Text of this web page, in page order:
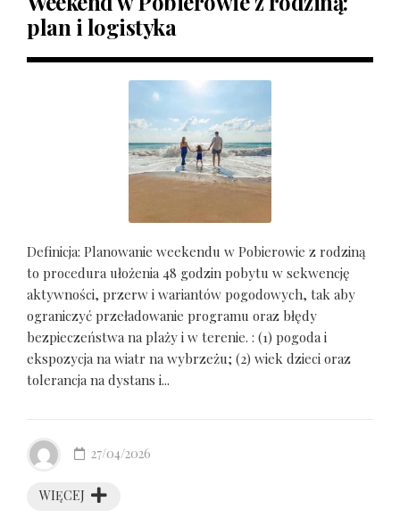
plan i logistyka
Definicja: Planowanie weekendu w Pobierowie z rodziną
to procedura ułożenia 48 godzin pobytu w sekwencję
aktywności, przerw i wariantów pogodowych, tak aby
ograniczyć przeładowanie programu oraz błędy
bezpieczeństwa na plaży i w terenie. : (1) pogoda i
ekspozycja na wiatr na wybrzeżu; (2) wiek dzieci oraz
tolerancja na dystans i...
WIĘCEJ
27/04/2026